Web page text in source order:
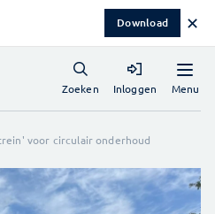
Download ✕
Menu
Zoeken Inloggen
voor circulair onderhoud